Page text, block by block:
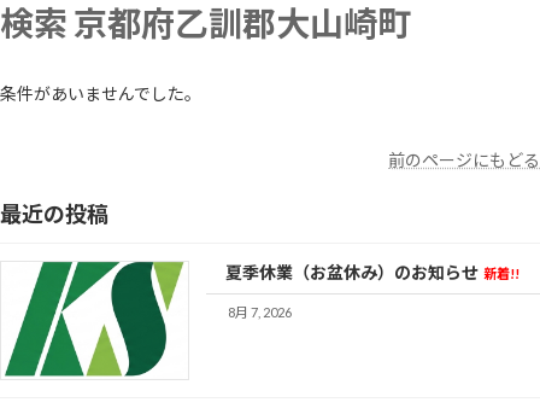
コ
ン
ン
ツ
ッ
プ
ナ
ビ
ー
シ
移
動
検索 京都府乙訓郡大山崎町
条件があいませんでした。
前のページにもどる
最近の投稿
夏季休業（お盆休み）のお知らせ 新着!!
8月 7, 2026